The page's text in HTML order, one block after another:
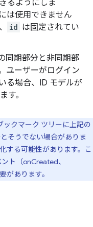
るようにしま
は使用できません
id は固定されてい
同期部分と非同期部
ユーザーがログイン
る場合、ID モデルが
す。
ックマーク ツリーに上記の
そうでない場合がありま
する可能性があります。こ
ト（onCreated、
あります。